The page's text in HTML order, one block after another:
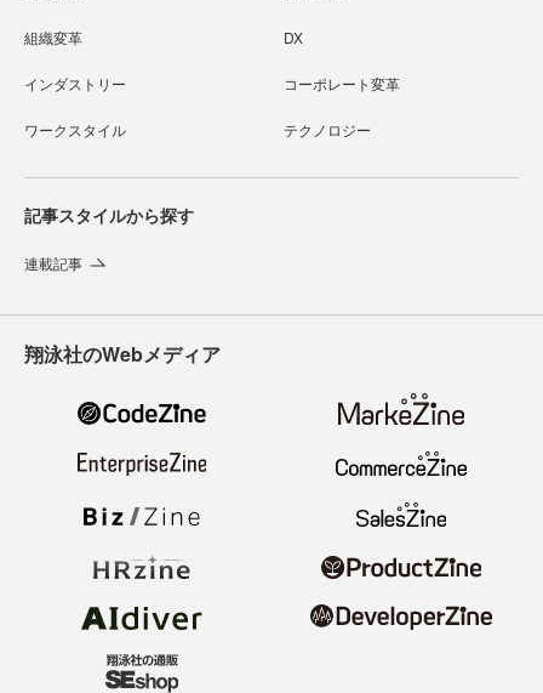
組織変革 DX
インダストリー コーポレート変革
ワークスタイル テクノロジー
記事スタイルから探す
連載記事
翔泳社のWebメディア